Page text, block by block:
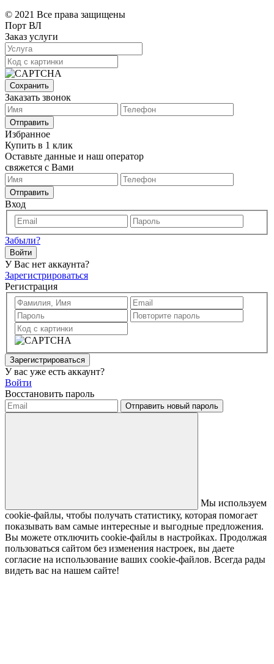
© 2021 Все права защищены
Порт ВЛ
Заказ услуги
Сохранить
Заказать звонок
Отправить
Избранное
Купить в 1 клик
Оставьте данные и наш оператор
свяжется с Вами
Отправить
Вход
Забыли?
Войти
У Вас нет аккаунта?
Зарегистрироваться
Регистрация
Зарегистрироваться
У вас уже есть аккаунт?
Войти
Восстановить пароль
Отправить новый пароль
Мы используем
cookie-файлы, чтобы получать статистику, которая помогает
показывать вам самые интересные и выгодные предложения.
Вы можете отключить cookie-файлы в настройках. Продолжая
пользоваться сайтом без изменения настроек, вы даете
согласие на использование ваших cookie-файлов. Всегда рады
видеть вас на нашем сайте!